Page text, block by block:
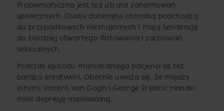
Problematyczna jest też utrata zahamowań
społecznych. Osoby dotknięte chorobą podchodzą
do przypadkowych nieznajomych i mają tendencję
do bardziej otwartego flirtowania i zachowań
seksualnych.
Podczas epizodu maniakalnego pacjenci są też
bardzo kreatywni. Obecnie uważa się, że między
innymi Vincent van Gogh i George Frideric Handel
mieli depresję maniakalną.